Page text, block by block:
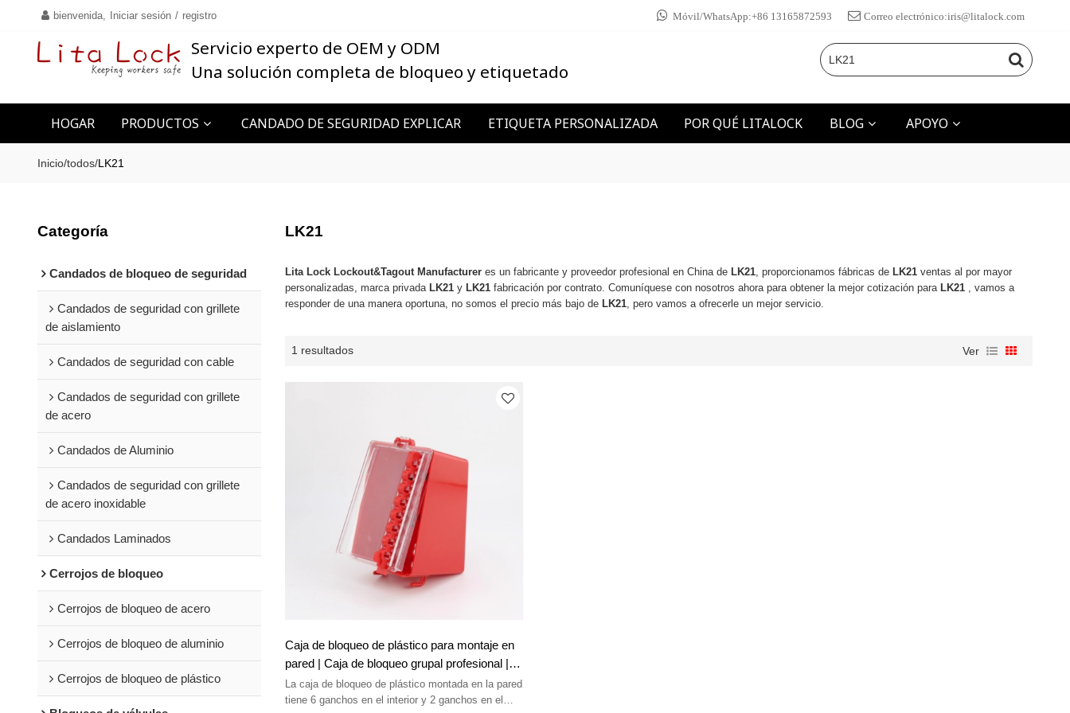
bienvenida, Iniciar sesión / registro Móvil/WhatsApp:+86 13165872593 Correo electrónico:iris@litalock.com
Servicio experto de OEM y ODM
Una solución completa de bloqueo y etiquetado
HOGAR PRODUCTOS CANDADO DE SEGURIDAD EXPLICAR ETIQUETA PERSONALIZADA POR QUÉ LITALOCK BLOG APOYO
CONTACTO
Inicio/todos/LK21
Categoría
Candados de bloqueo de seguridad
Candados de seguridad con grillete
de aislamiento
Candados de seguridad con cable
Candados de seguridad con grillete
de acero
Candados de Aluminio
Candados de seguridad con grillete
de acero inoxidable
Candados Laminados
Cerrojos de bloqueo
Cerrojos de bloqueo de acero
Cerrojos de bloqueo de aluminio
Cerrojos de bloqueo de plástico
LK21
Lita Lock Lockout&Tagout Manufacturer es un fabricante y proveedor profesional en China deLK21 , proporcionamos fábricas deLK21 ventas al por mayor
personalizadas, marca privadaLK21 yLK21 fabricación por contrato. Comuníquese con nosotros ahora para obtener la mejor cotización paraLK21 , vamos a
responder de una manera oportuna, no somos el precio más bajo deLK21 , pero vamos a ofrecerle un mejor servicio.
1 resultados Ver
Caja de bloqueo de plástico para montaje en
pared | Caja de bloqueo grupal profesional |
Proveedor de seguridad Litalock
La caja de bloqueo de plástico montada en la pared
tiene 6 ganchos en el interior y 2 ganchos en el